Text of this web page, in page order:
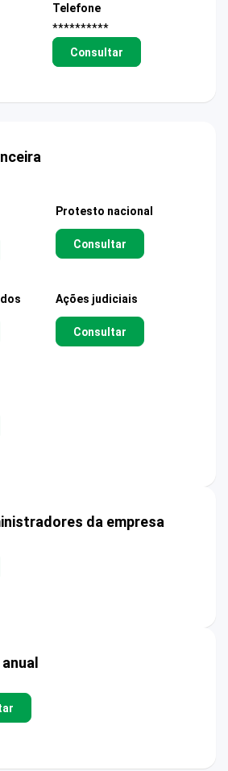
Telefone
**********
Consultar
Protesto nacional
Consultar
Ações judiciais
Consultar
da empresa